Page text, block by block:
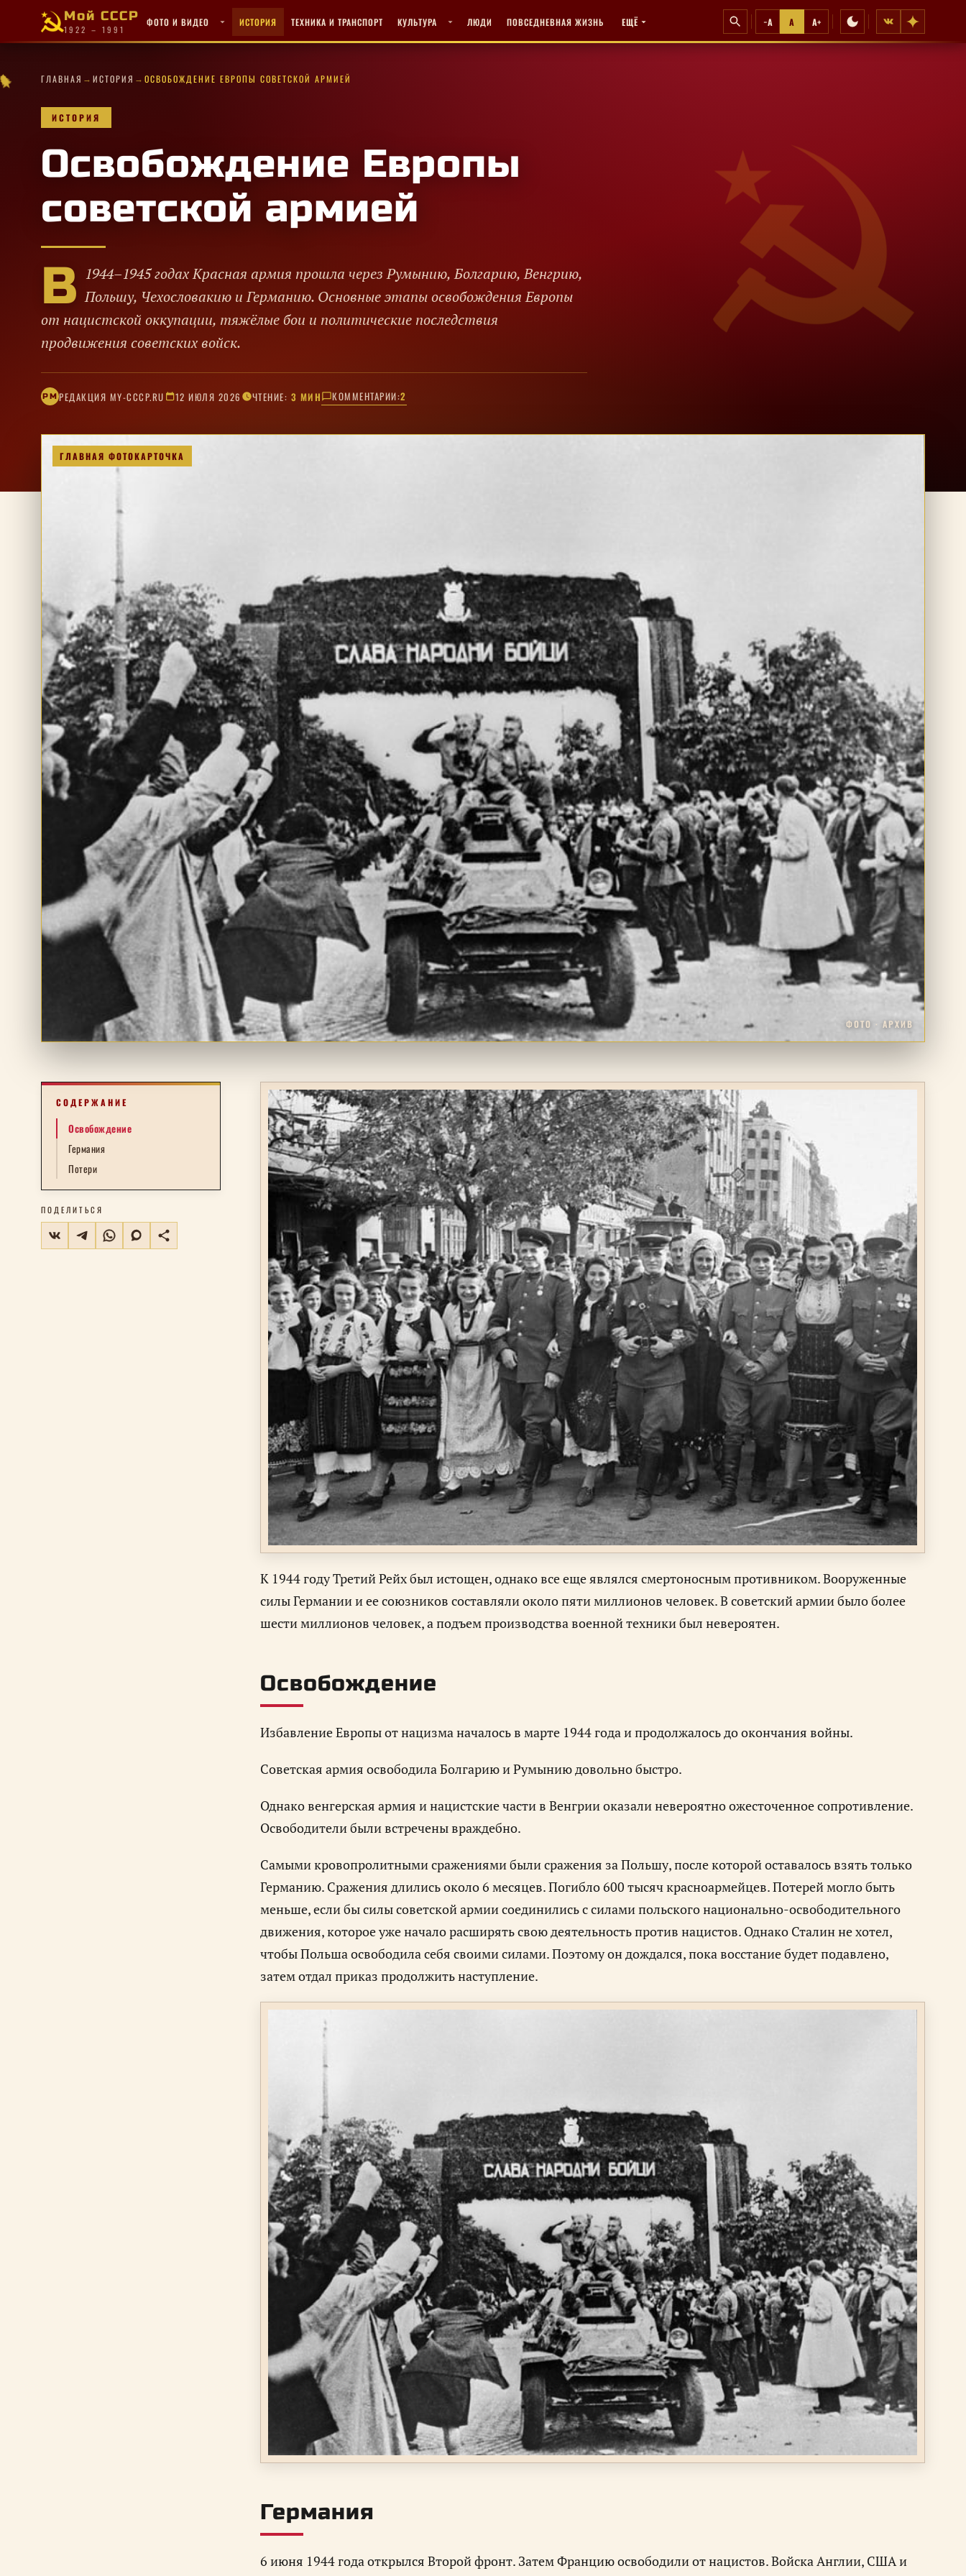
Мой СССР
1922 – 1991
ФОТО И ВИДЕО ИСТОРИЯ ТЕХНИКА И ТРАНСПОРТ КУЛЬТУРА ЛЮДИ ПОВСЕДНЕВНАЯ ЖИЗНЬ ЕЩЁ −A A A+
★
★
★
·★
✦★
✦
★
★
★
★
✧
★
★
★
·✧✧
★
✧
·✦
✦
★
★
✧
★
✧ ГЛАВНАЯ → ИСТОРИЯ → ОСВОБОЖДЕНИЕ ЕВРОПЫ СОВЕТСКОЙ АРМИЕЙ
ИСТОРИЯ
Освобождение Европы
советской армией
В 1944–1945 годах Красная армия прошла через Румынию, Болгарию, Венгрию,
Польшу, Чехословакию и Германию. Основные этапы освобождения Европы
от нацистской оккупации, тяжёлые бои и политические последствия
продвижения советских войск.
РM РЕДАКЦИЯ MY-CCCP.RU 12 ИЮЛЯ 2026 ЧТЕНИЕ: 3 МИН КОММЕНТАРИИ:2
ГЛАВНАЯ ФОТОКАРТОЧКА
ФОТО · АРХИВ
СОДЕРЖАНИЕ
Освобождение
Германия
Потери
ПОДЕЛИТЬСЯ
К 1944 году Третий Рейх был истощен, однако все еще являлся смертоносным противником. Вооруженные
силы Германии и ее союзников составляли около пяти миллионов человек. В советский армии было более
шести миллионов человек, а подъем производства военной техники был невероятен.
Освобождение
Избавление Европы от нацизма началось в марте 1944 года и продолжалось до окончания войны.
Советская армия освободила Болгарию и Румынию довольно быстро.
Однако венгерская армия и нацистские части в Венгрии оказали невероятно ожесточенное сопротивление.
Освободители были встречены враждебно.
Самыми кровопролитными сражениями были сражения за Польшу, после которой оставалось взять только
Германию. Сражения длились около 6 месяцев. Погибло 600 тысяч красноармейцев. Потерей могло быть
меньше, если бы силы советской армии соединились с силами польского национально-освободительного
движения, которое уже начало расширять свою деятельность против нацистов. Однако Сталин не хотел,
чтобы Польша освободила себя своими силами. Поэтому он дождался, пока восстание будет подавлено,
затем отдал приказ продолжить наступление.
Германия
6 июня 1944 года открылся Второй фронт. Затем Францию освободили от нацистов. Войска Англии, США и